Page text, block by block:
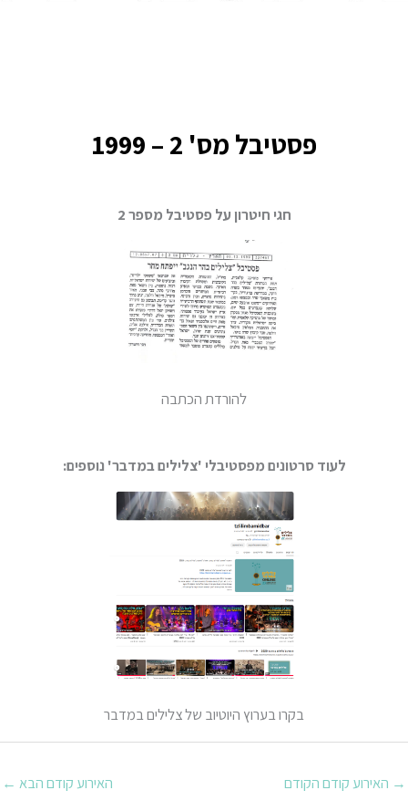
פסטיבל מס' 2 – 1999
חגי חיטרון על פסטיבל מספר 2
להורדת הכתבה
לעוד סרטונים מפסטיבלי 'צלילים במדבר' נוספים:
בקרו בערוץ היוטיוב של צלילים במדבר
→ האירוע קודם הקודם האירוע קודם הבא ←